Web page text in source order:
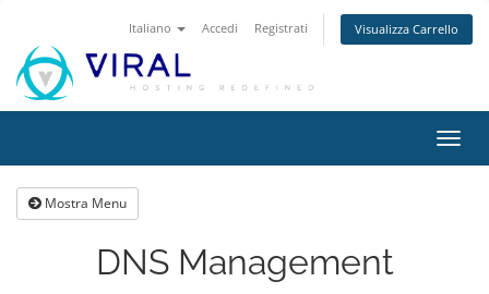
Italiano Accedi Registrati Visualizza Carrello
Attiva
Mostra Menu
DNS Management